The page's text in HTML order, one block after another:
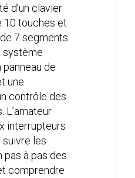
d’un clavier
10 touches et
7 segments.
système
de
une
contrôle des
L’amateur
interrupteurs
suivre les
pas à pas des
comprendre